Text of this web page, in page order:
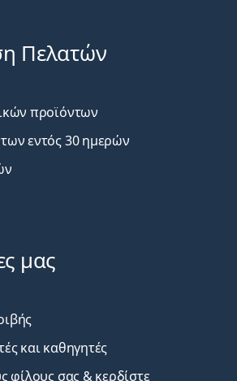
Πελατών
προϊόντων
εντός 30 ημερών
μας
και καθηγητές
φίλους σας & κερδίστε